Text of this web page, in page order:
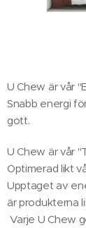
U Chew är vår
Snabb energi
gott.
U Chew är vår
Optimerad likt
Upptaget av
är produkterna
Varje U Chew